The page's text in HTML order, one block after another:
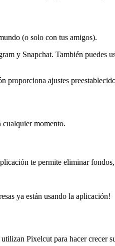
(o solo con tus amigos).
y Snapchat. También
ajustes
cualquier momento.
te permite eliminar
ya están usando la aplicación!
Pixelcut para hacer crecer